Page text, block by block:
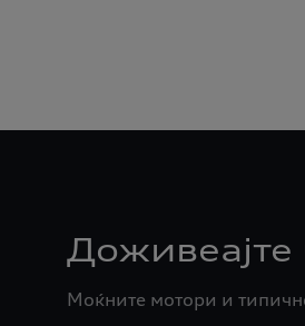
Доживеајте
Моќните мотори и